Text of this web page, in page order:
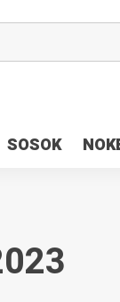
SOSOK
Deklarasi Pemilu
Deposit Kas